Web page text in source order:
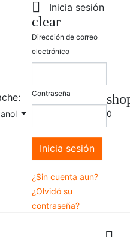
 Inicia sesión
clear
Dirección de correo
electrónico
Contraseña
Inicia sesión
¿Sin cuenta aun?
¿Olvidó su
contraseña?
0